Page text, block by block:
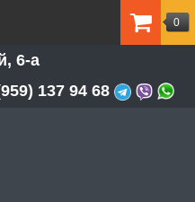
6-а
137 94 68
0